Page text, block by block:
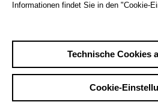
Sa29.8.
Großes
Informationen findet Sie in den "Cookie-
Technische Cookies
Cookie-